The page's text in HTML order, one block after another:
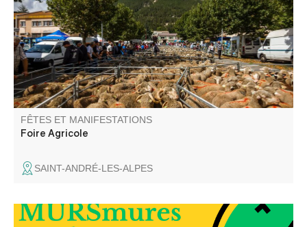
en tous genres (matériel agricole, vente d'animaux,
vêtements …) des démonstrations de matériel agricole et
des animations.
FÊTES ET MANIFESTATIONS
Foire Agricole
SAINT-ANDRÉ-LES-ALPES